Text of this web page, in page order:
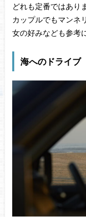
どれも定番ではあり
カップルでもマンネ
女の好みなども参考
海へのドライブ